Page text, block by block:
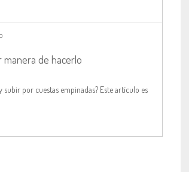
manera de hacerlo
por cuestas empinadas? Este artículo es